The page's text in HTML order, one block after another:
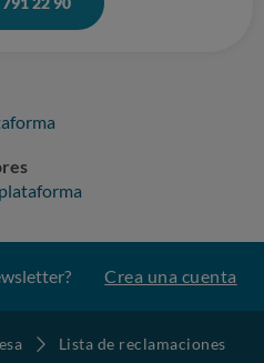
Crea una cuenta
Lista de reclamaciones